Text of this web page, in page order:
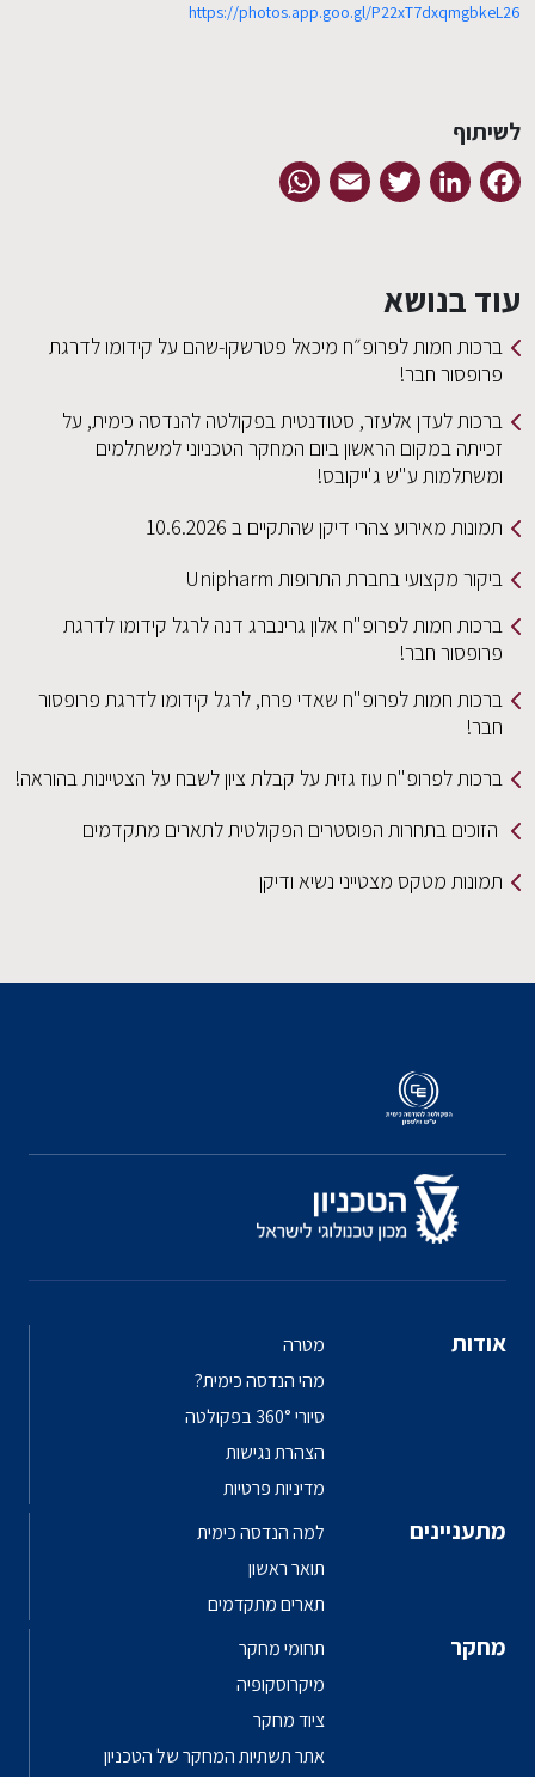
https://photos.app.goo.gl/P22xT7dxqmgbkeL26
לשיתוף
Facebook
LinkedIn
Twitter
Email
עוד בנושא
ברכות חמות לפרופ״ח מיכאל פטרשקו-שהם על קידומו לדרגת
פרופסור חבר!
ברכות לעדן אלעזר, סטודנטית בפקולטה להנדסה כימית, על
זכייתה במקום הראשון ביום המחקר הטכניוני למשתלמים
ומשתלמות ע"ש ג'ייקובס!
תמונות מאירוע צהרי דיקן שהתקיים ב 10.6.2026
ביקור מקצועי בחברת התרופות Unipharm
ברכות חמות לפרופ"ח אלון גרינברג דנה לרגל קידומו לדרגת
פרופסור חבר!
ברכות חמות לפרופ"ח שאדי פרח, לרגל קידומו לדרגת פרופסור
חבר!
ברכות לפרופ"ח עוז גזית על קבלת ציון לשבח על הצטיינות בהוראה!
הזוכים בתחרות הפוסטרים הפקולטית לתארים מתקדמים
תמונות מטקס מצטייני נשיא ודיקן
אודות
מטרה
מהי הנדסה כימית?
סיורי 360° בפקולטה
הצהרת נגישות
מדיניות פרטיות
מתעניינים
למה הנדסה כימית
תואר ראשון
תארים מתקדמים
מחקר
תחומי מחקר
מיקרוסקופיה
ציוד מחקר
אתר תשתיות המחקר של הטכניון